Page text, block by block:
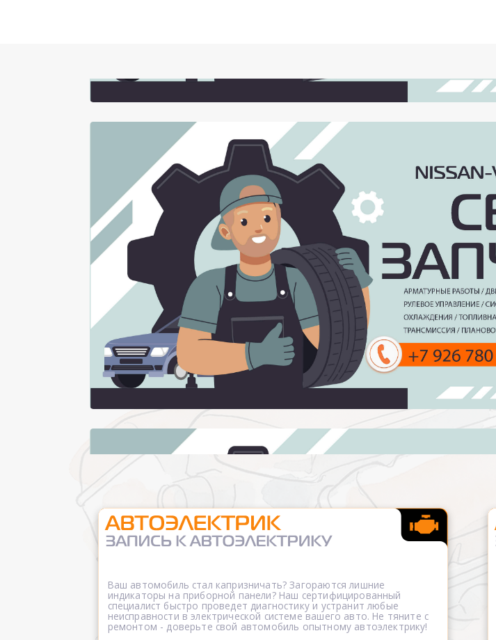
Ваш автомобиль стал капризничать? Загораются лишние
индикаторы на приборной панели? Наш сертифицированный
специалист быстро проведет диагностику и устранит любые
неисправности в электрической системе вашего авто. Не тяните с
ремонтом - доверьте свой автомобиль опытному автоэлектрику!